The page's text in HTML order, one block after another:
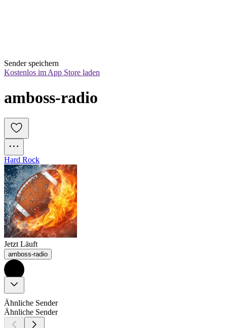
Sender speichern
Kostenlos im App Store laden
amboss-radio
Hard Rock
Jetzt Läuft
amboss-radio
Ähnliche Sender
Ähnliche Sender